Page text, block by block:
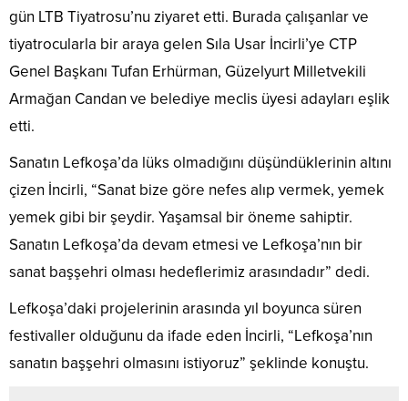
gün LTB Tiyatrosu’nu ziyaret etti. Burada çalışanlar ve
tiyatrocularla bir araya gelen Sıla Usar İncirli’ye CTP
Genel Başkanı Tufan Erhürman, Güzelyurt Milletvekili
Armağan Candan ve belediye meclis üyesi adayları eşlik
etti.
Sanatın Lefkoşa’da lüks olmadığını düşündüklerinin altını
çizen İncirli, “Sanat bize göre nefes alıp vermek, yemek
yemek gibi bir şeydir. Yaşamsal bir öneme sahiptir.
Sanatın Lefkoşa’da devam etmesi ve Lefkoşa’nın bir
sanat başşehri olması hedeflerimiz arasındadır” dedi.
Lefkoşa’daki projelerinin arasında yıl boyunca süren
festivaller olduğunu da ifade eden İncirli, “Lefkoşa’nın
sanatın başşehri olmasını istiyoruz” şeklinde konuştu.